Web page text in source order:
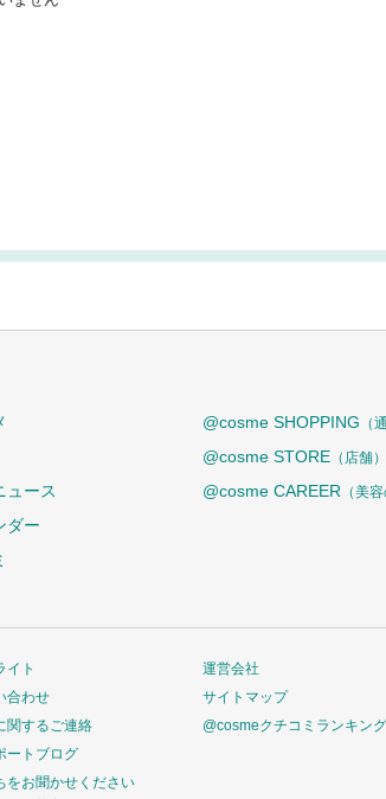
ュース
ダー
@cosme SHOPPING （
@cosme STORE （店舗）
@cosme CAREER （美
イト
合わせ
関するご連絡
ートブログ
をお聞かせください
運営会社
サイトマップ
@cosmeクチコミランキン